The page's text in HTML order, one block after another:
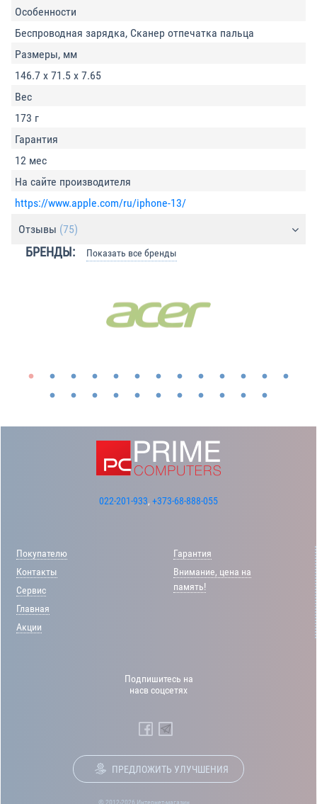
Особенности
Беспроводная зарядка, Сканер отпечатка пальца
Размеры, мм
146.7 x 71.5 x 7.65
Вес
173 г
Гарантия
12 мес
На сайте производителя
https://www.apple.com/ru/iphone-13/
Отзывы (75)
БРЕНДЫ: Показать все бренды
022-201-933, +373-68-888-055
Покупателю
Контакты
Сервис
Главная
Акции
Гарантия
Внимание, цена на
память!
Подпишитесь на
насв соцсетях
ПРЕДЛОЖИТЬ УЛУЧШЕНИЯ
© 2012-2026 Интернет-магазин